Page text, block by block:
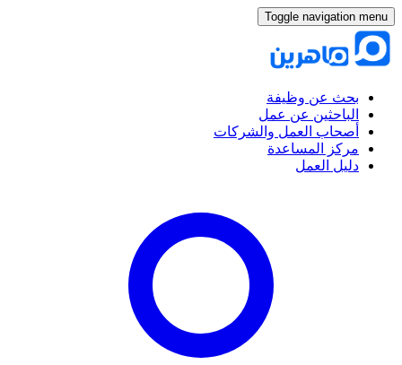
Toggle navigation menu
بحث عن وظيفة
الباحثين عن عمل
أصحاب العمل والشركات
مركز المساعدة
دليل العمل